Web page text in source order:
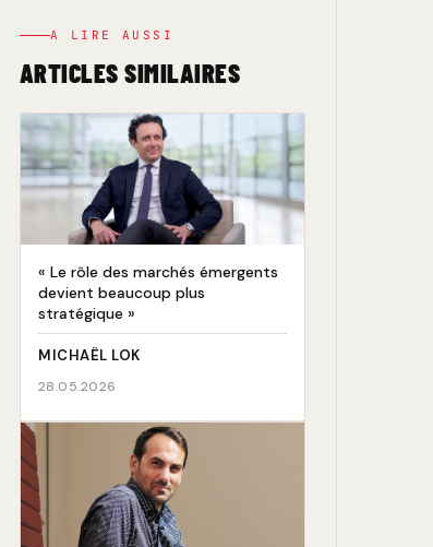
A LIRE AUSSI
ARTICLES SIMILAIRES
« Le rôle des marchés émergents
devient beaucoup plus
stratégique »
MICHAËL LOK
28.05.2026